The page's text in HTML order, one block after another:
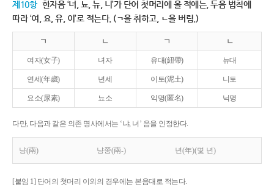
제10항 한자음 ‘녀, 뇨, 뉴, 니’가 단어 첫머리에 올 적에는, 두음 법칙에
따라 ‘여, 요, 유, 이’로 적는다. (ㄱ을 취하고, ㄴ을 버림.)
ㄱ ㄴ ㄱ ㄴ
여자(女子) 녀자 유대(紐帶) 뉴대
연세(年歲) 년세 이토(泥土) 니토
요소(尿素) 뇨소 익명(匿名) 닉명
다만, 다음과 같은 의존 명사에서는 ‘냐, 녀’ 음을 인정한다.
냥(兩) 냥쭝(兩-) 년(年)(몇 년)
[붙임 1] 단어의 첫머리 이외의 경우에는 본음대로 적는다.